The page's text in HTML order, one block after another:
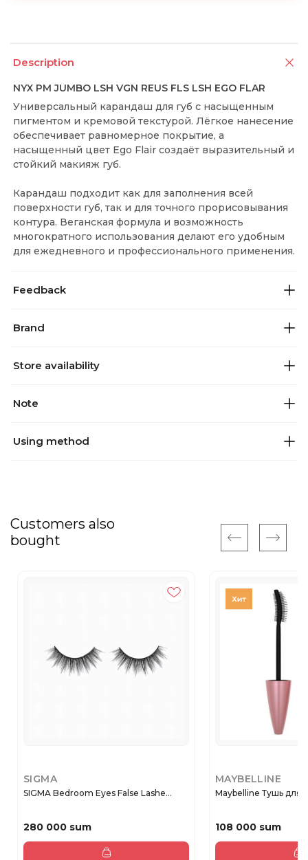
Description
NYX PM JUMBO LSH VGN REUS FLS LSH EGO FLAR
Универсальный карандаш для губ с насыщенным
пигментом и кремовой текстурой. Лёгкое нанесение
обеспечивает равномерное покрытие, а
насыщенный цвет Ego Flair создаёт выразительный и
стойкий макияж губ.
Карандаш подходит как для заполнения всей
поверхности губ, так и для точного прорисовывания
контура. Веганская формула и возможность
многократного использования делают его удобным
для ежедневного и профессионального применения.
Feedback
Brand
Store availability
Note
Using method
Customers also
bought
SIGMA
SIGMA Bedroom Eyes False Lashe...
280 000 sum
MAYBELLINE
Maybelline Тушь для
108 000 sum